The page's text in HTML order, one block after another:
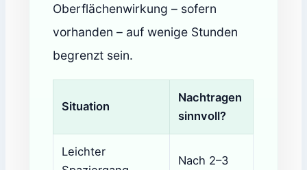
Oberflächenwirkung – sofern
vorhanden – auf wenige Stunden
begrenzt sein.
Situation
Nachtragen
sinnvoll?
Leichter
Nach 2–3